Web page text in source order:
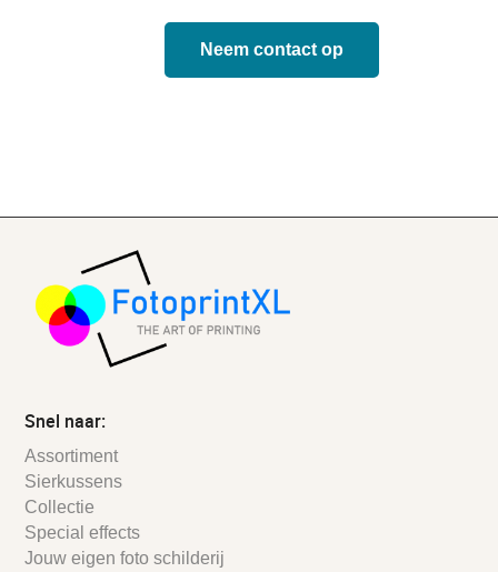
Neem contact op
Snel naar:
Assortiment
Sierkussens
Collectie
Special effects
Jouw eigen foto schilderij